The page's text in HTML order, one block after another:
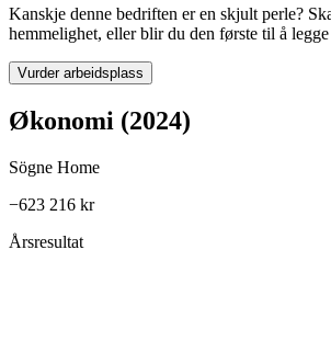
Kanskje denne bedriften er en skjult perle?
hemmelighet, eller blir du den første til å
Vurder arbeidsplass
Økonomi (2024)
Sögne Home
−623 216 kr
Årsresultat